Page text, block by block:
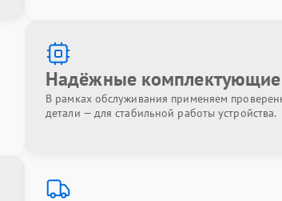
Надёжные комплектующие
В рамках обслуживания применяем
детали — для стабильной работы устройства.